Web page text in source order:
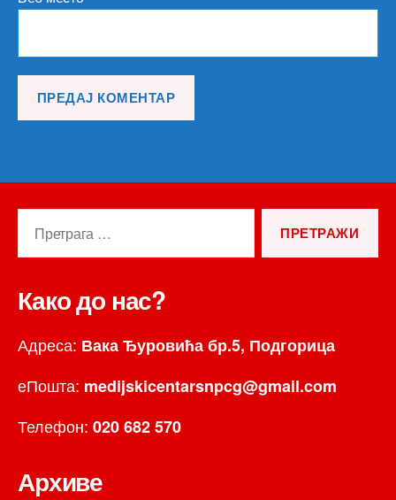
Како до нас?
Адреса: Вака Ђуровића бр.5, Подгорица
еПошта: medijskicentarsnpcg@gmail.com
Телефон: 020 682 570
Архиве